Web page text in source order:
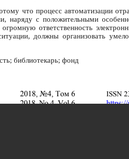
что процесс автоматизации
с положительными
ответственность
должны организовать
библиотекарь; фонд